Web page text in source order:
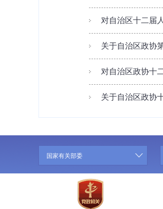
对自治区十二届
关于自治区政协
对自治区政协十
关于自治区政协
国家有关部委